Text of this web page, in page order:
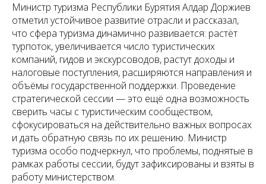
Министр туризма Республики Бурятия Алдар Доржиев
отметил устойчивое развитие отрасли и рассказал,
что сфера туризма динамично развивается: растёт
турпоток, увеличивается число туристических
компаний, гидов и экскурсоводов, растут доходы и
налоговые поступления, расширяются направления и
объёмы государственной поддержки. Проведение
стратегической сессии — это ещё одна возможность
сверить часы с туристическим сообществом,
сфокусироваться на действительно важных вопросах
и дать обратную связь по их решению. Министр
туризма особо подчеркнул, что проблемы, поднятые в
рамках работы сессии, будут зафиксированы и взяты в
работу министерством.